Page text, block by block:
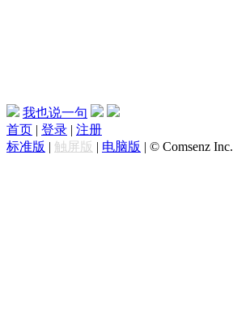
我也说一句
首页 | 登录 | 注册
标准版 | 触屏版 | 电脑版 | © Comsenz Inc.